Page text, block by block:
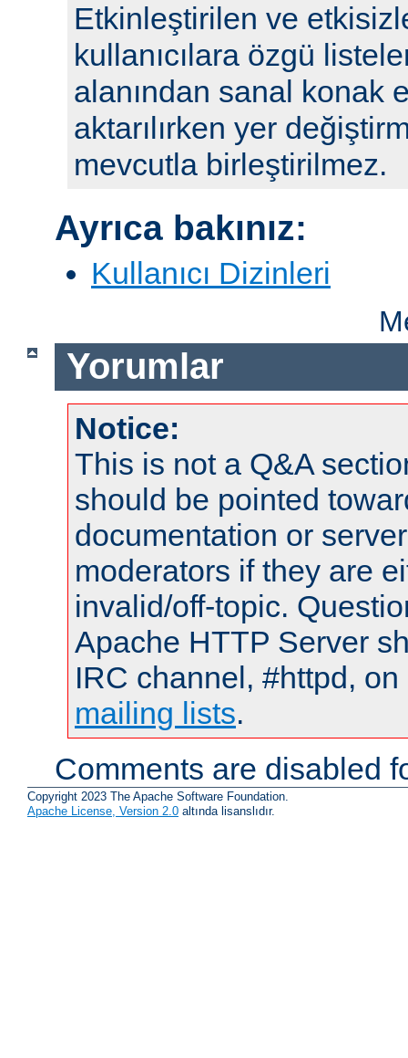
Etkinleştirilen ve
kullanıcılara özgü
alanından sanal konak
aktarılırken yer
mevcutla birleştirilmez.
Ayrıca bakınız:
Kullanıcı Dizinleri
Yorumlar
Notice:
This is not a Q&A
should be pointed
documentation or
moderators if they are
invalid/off-topic.
Apache HTTP Server
IRC channel, #httpd,
mailing lists.
Comments are disabled
Copyright 2023 The Apache Software Foundation.
Apache License, Version 2.0 altında lisanslıdır.